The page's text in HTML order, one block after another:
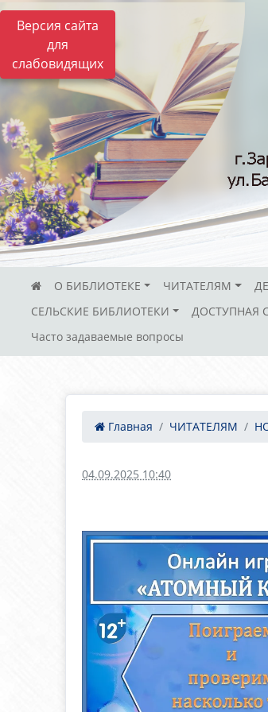
Версия сайта
для
слабовидящих
О БИБЛИОТЕКЕ ЧИТАТЕЛЯМ
СЕЛЬСКИЕ БИБЛИОТЕКИ
ДОСТУПНАЯ
Часто задаваемые вопросы
Главная ЧИТАТЕЛЯМ
04.09.2025 10:40